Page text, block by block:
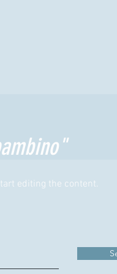
editing the content.